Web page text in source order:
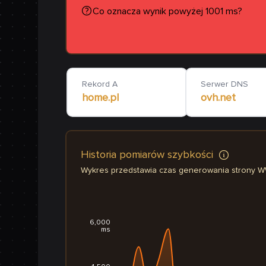
Co oznacza wynik powyżej 1001 ms?
Rekord A
home.pl
Serwer DNS
ovh.net
Historia pomiarów szybkości
Wykres przedstawia czas generowania strony
6,000
ms